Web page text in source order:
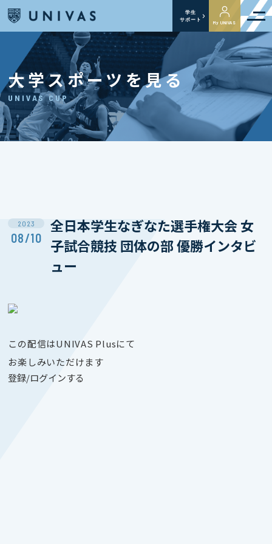
学生
サポート
My UNIVAS
大学スポーツを見る
UNIVAS CUP
2023
08/10
全日本学生なぎなた選手権大会 女
子試合競技 団体の部 優勝インタビ
ュー
この配信はUNIVAS Plusにて
お楽しみいただけます
登録/ログインする